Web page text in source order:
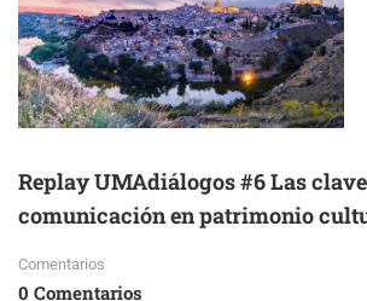
Replay UMAdiálogos #6 Las
comunicación en patrimonio
Comentarios
0 Comentarios